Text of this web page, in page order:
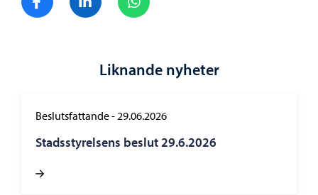
Liknande nyheter
Beslutsfattande-29.06.2026
Stadsstyrelsens beslut 29.6.2026